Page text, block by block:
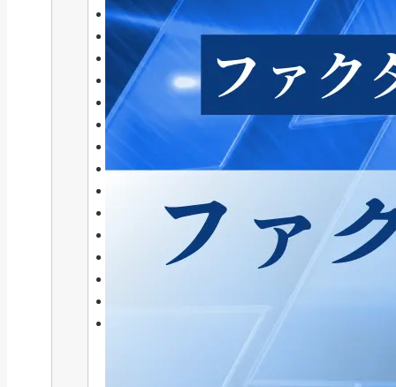
2026年5月(37)
2026年4月
(11)
2026年3月
2026年2月(9)
2026年1月
2025年12月(12)
2025年10月(28)
2025年8月 (53)
(55)
2025年6月(90)